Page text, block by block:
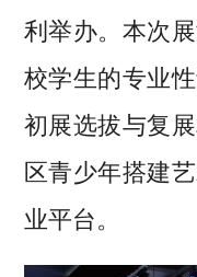
利举办。本次
校学生的专业
初展选拔与复
区青少年搭建
业平台。